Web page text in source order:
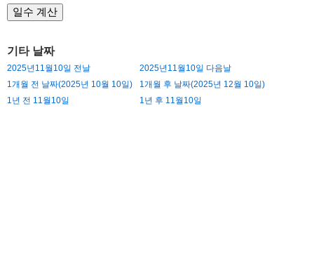
기타 날짜
2025년11월10일 전날
2025년11월10일 다음날
1개월 전 날짜(2025년 10월 10일)
1개월 후 날짜(2025년 12월 10일)
1년 전 11월10일
1년 후 11월10일